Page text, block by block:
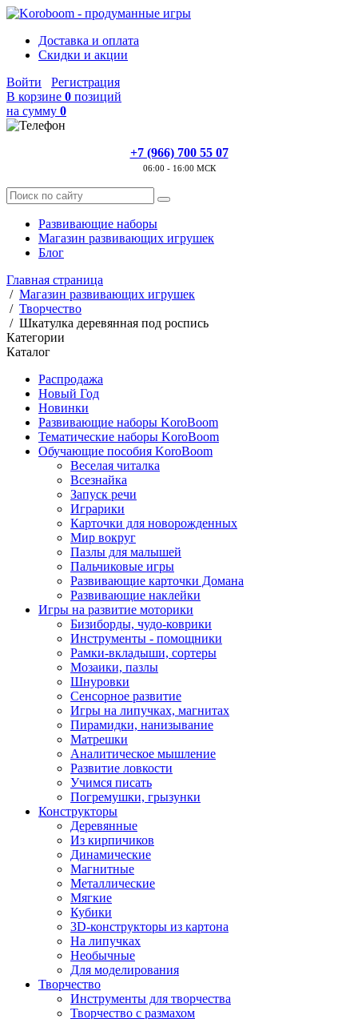
Доставка и оплата
Скидки и акции
Войти
Регистрация
В корзине 0 позиций
на сумму 0
+7 (966) 700 55 07
06:00 - 16:00 МСК
Развивающие наборы
Магазин развивающих игрушек
Блог
Главная страница
/ Магазин развивающих игрушек
/ Творчество
/ Шкатулка деревянная под роспись
Категории
Каталог
Распродажа
Новый Год
Новинки
Развивающие наборы KoroBoom
Тематические наборы KoroBoom
Обучающие пособия KoroBoom
Веселая читалка
Всезнайка
Запуск речи
Играрики
Карточки для новорожденных
Мир вокруг
Пазлы для малышей
Пальчиковые игры
Развивающие карточки Домана
Развивающие наклейки
Игры на развитие моторики
Бизиборды, чудо-коврики
Инструменты - помощники
Рамки-вкладыши, сортеры
Мозаики, пазлы
Шнуровки
Сенсорное развитие
Игры на липучках, магнитах
Пирамидки, нанизывание
Матрешки
Аналитическое мышление
Развитие ловкости
Учимся писать
Погремушки, грызунки
Конструкторы
Деревянные
Из кирпичиков
Динамические
Магнитные
Металлические
Мягкие
Кубики
3D-конструкторы из картона
На липучках
Необычные
Для моделирования
Творчество
Инструменты для творчества
Творчество с размахом